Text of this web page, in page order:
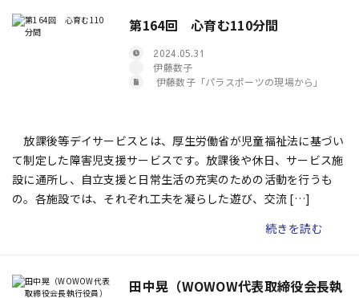
第164回 心育む110分間
2024.05.31
伊藤数子
伊藤数子「パラスポーツの現場から」
放課後等デイサービスとは、厚生労働省が児童福祉法に基づい
て制定した障害児支援サービスです。放課後や休日、サービス施
設に通所し、自立支援と日常生活の充実のための活動を行うも
の。各施設では、それぞれ工夫を凝らした遊び、交流 […]
続きを読む
田中晃（WOWOW代表取締役会長執